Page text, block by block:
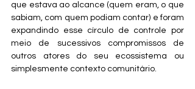
que estava ao alcance (quem eram, o que
sabiam, com quem podiam contar) e foram
expandindo esse círculo de controle por
meio de sucessivos compromissos de
outros atores do seu ecossistema ou
simplesmente contexto comunitário.